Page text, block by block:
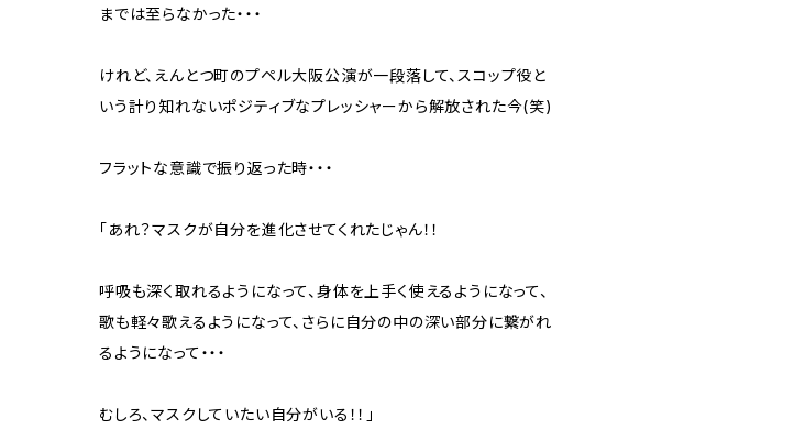
までは至らなかった・・・
けれど、えんとつ町のプペル大阪公演が一段落して、スコップ役と
いう計り知れないポジティブなプレッシャーから解放された今(笑)
フラットな意識で振り返った時・・・
「あれ？マスクが自分を進化させてくれたじゃん！！
呼吸も深く取れるようになって、身体を上手く使えるようになって、
歌も軽々歌えるようになって、さらに自分の中の深い部分に繋がれ
るようになって・・・
むしろ、マスクしていたい自分がいる！！」